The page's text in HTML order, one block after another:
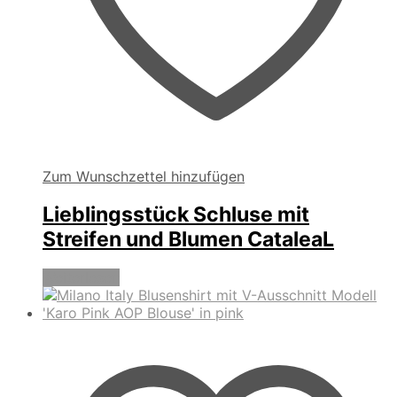
Zum Wunschzettel hinzufügen
Lieblingsstück Schluse mit
Streifen und Blumen CataleaL